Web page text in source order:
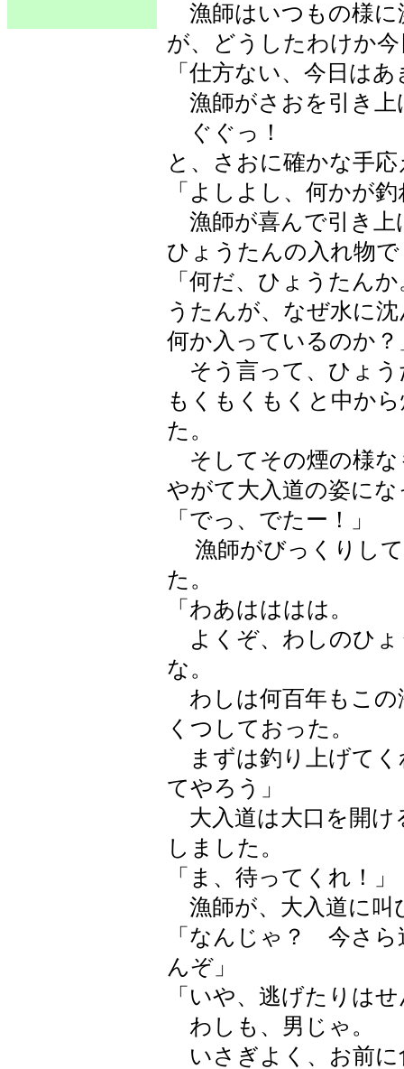
漁師はいつもの様に
が、どうしたわけか
「仕方ない、今日は
漁師がさおを引き上
ぐぐっ！
と、さおに確かな手
「よしよし、何かが
漁師が喜んで引き上
ひょうたんの入れ物
「何だ、ひょうたん
うたんが、なぜ水に
何か入っているのか？
そう言って、ひょう
もくもくもくと中か
た。
そしてその煙の様な
やがて大入道の姿に
「でっ、でたー！」
漁師がびっくりして
た。
「わあはははは。
よくぞ、わしのひょ
な。
わしは何百年もこの
くつしておった。
まずは釣り上げてく
てやろう」
大入道は大口を開け
しました。
「ま、待ってくれ！」
漁師が、大入道に叫
「なんじゃ？ 今さ
んぞ」
「いや、逃げたりは
わしも、男じゃ。
いさぎよく、お前に